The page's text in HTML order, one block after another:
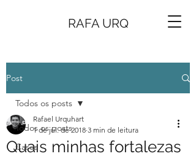
RAFA URQ
Post
Todos os posts
Cases
Todos os posts
Quais minhas fortalezas
Rafael Urquhart
1 de jul. de 2018 3 min de leitura